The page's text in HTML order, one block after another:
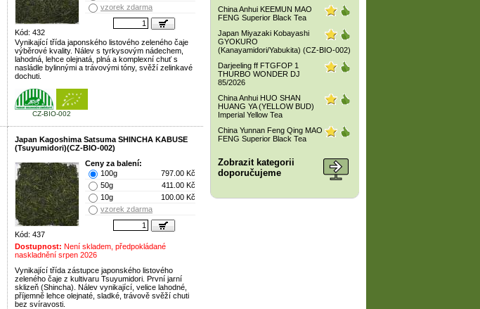
Kód: 432
vzorek zdarma
Vynikající třída japonského listového zeleného čaje
výběrové kvality. Nálev s tyrkysovým nádechem,
lahodná, lehce olejnatá, plná a komplexní chuť s
nasládle bylinnými a trávovými tóny, svěží zelinkavé
dochuti.
CZ-BIO-002
Japan Kagoshima Satsuma SHINCHA KABUSE
(Tsuyumidori)(CZ-BIO-002)
Kód: 437
Ceny za balení:
100g
797.00 Kč
50g
411.00 Kč
10g
100.00 Kč
vzorek zdarma
Dostupnost: Není skladem, předpokládané
naskladnění srpen 2026
Vynikající třída zástupce japonského listového
zeleného čaje z kultivaru Tsuyumidori. První jarní
sklizeň (Shincha). Nálev vynikající, velice lahodné,
příjemně lehce olejnaté, sladké, trávově svěží chuti
bez svíravosti.
China Anhui KEEMUN MAO
FENG Superior Black Tea
Japan Miyazaki Kobayashi
GYOKURO
(Kanayamidori/Yabukita) (CZ-BIO-002)
Darjeeling ff FTGFOP 1
THURBO WONDER DJ
85/2026
China Anhui HUO SHAN
HUANG YA (YELLOW BUD)
Imperial Yellow Tea
China Yunnan Feng Qing MAO
FENG Superior Black Tea
Zobrazit kategorii
doporučujeme